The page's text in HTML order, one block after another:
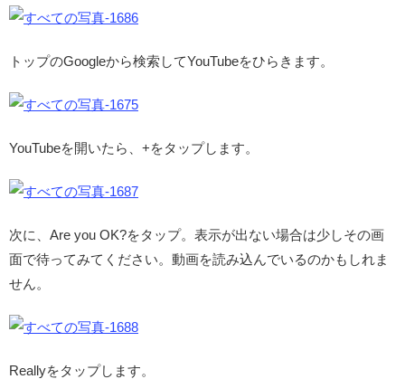
トップのGoogleから検索してYouTubeをひらきます。
YouTubeを開いたら、+をタップします。
次に、Are you OK?をタップ。表示が出ない場合は少しその画
面で待ってみてください。動画を読み込んでいるのかもしれま
せん。
Reallyをタップします。